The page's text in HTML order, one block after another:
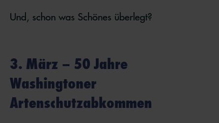
Und, schon was Schönes überlegt?
3. März – 50 Jahre
Washingtoner
Artenschutzabkommen